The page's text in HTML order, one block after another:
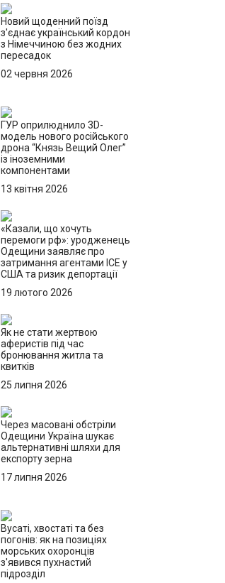
Новий щоденний поїзд
з'єднає український кордон
з Німеччиною без жодних
пересадок
02 червня 2026
ГУР оприлюднило 3D-
модель нового російського
дрона “Князь Вещий Олег”
із іноземними
компонентами
13 квітня 2026
«Казали, що хочуть
перемоги рф»: уродженець
Одещини заявляє про
затримання агентами ICE у
США та ризик депортації
19 лютого 2026
Як не стати жертвою
аферистів під час
бронювання житла та
квитків
25 липня 2026
Через масовані обстріли
Одещини Україна шукає
альтернативні шляхи для
експорту зерна
17 липня 2026
Вусаті, хвостаті та без
погонів: як на позиціях
морських охоронців
з'явився пухнастий
підрозділ